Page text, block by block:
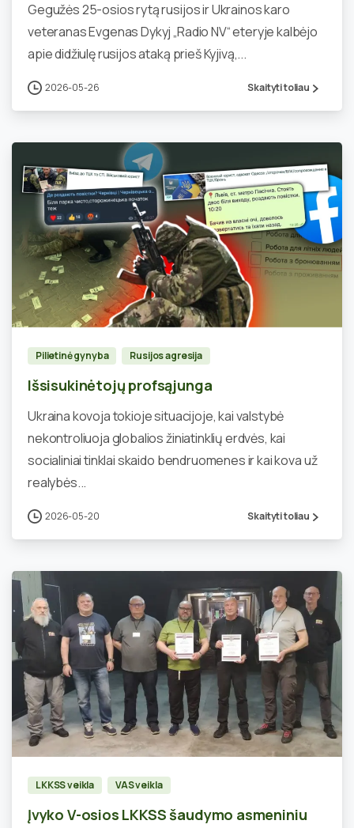
Gegužės 25-osios rytą rusijos ir Ukrainos karo
veteranas Evgenas Dykyj „Radio NV“ eteryje kalbėjo
apie didžiulę rusijos ataką prieš Kyjivą,...
2026-05-26 Skaityti toliau
Pilietinė gynyba Rusijos agresija
Išsisukinėtojų profsąjunga
Ukraina kovoja tokioje situacijoje, kai valstybė
nekontroliuoja globalios žiniatinklių erdvės, kai
socialiniai tinklai skaido bendruomenes ir kai kova už
realybės...
2026-05-20 Skaityti toliau
0
LKKSS veikla VAS veikla
Įvyko V-osios LKKSS šaudymo asmeniniu